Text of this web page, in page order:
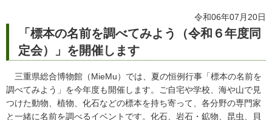
令和06年07月20日
「標本の名前を調べてみよう（令和６年度同
定会）」を開催します
三重県総合博物館（MieMu）では、夏の恒例行事「標本の名前を
調べてみよう」を今年度も開催します。ご自宅や学校、海や山で見
つけた動物、植物、化石などの標本を持ち寄って、各分野の専門家
と一緒に名前を調べるイベントです。化石、岩石・鉱物、昆虫、貝